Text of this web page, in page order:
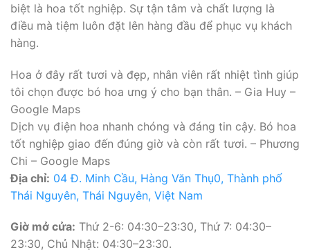
biệt là hoa tốt nghiệp. Sự tận tâm và chất lượng là
điều mà tiệm luôn đặt lên hàng đầu để phục vụ khách
hàng.
Hoa ở đây rất tươi và đẹp, nhân viên rất nhiệt tình giúp
tôi chọn được bó hoa ưng ý cho bạn thân. – Gia Huy –
Google Maps
Dịch vụ điện hoa nhanh chóng và đáng tin cậy. Bó hoa
tốt nghiệp giao đến đúng giờ và còn rất tươi. – Phương
Chi – Google Maps
Địa chỉ: 04 Đ. Minh Cầu, Hàng Văn Thụ0, Thành phố
Thái Nguyên, Thái Nguyên, Việt Nam
Giờ mở cửa: Thứ 2-6: 04:30–23:30, Thứ 7: 04:30–
23:30, Chủ Nhật: 04:30–23:30.